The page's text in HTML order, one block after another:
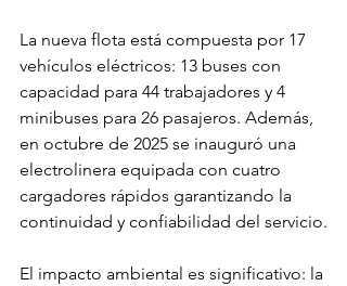
La nueva flota está compuesta por 17
vehículos eléctricos: 13 buses con
capacidad para 44 trabajadores y 4
minibuses para 26 pasajeros. Además,
en octubre de 2025 se inauguró una
electrolinera equipada con cuatro
cargadores rápidos garantizando la
continuidad y confiabilidad del servicio.
El impacto ambiental es significativo: la